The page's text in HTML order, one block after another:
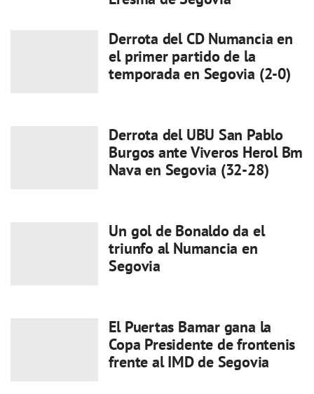
Derrota del CD Numancia en
el primer partido de la
temporada en Segovia (2-0)
Derrota del UBU San Pablo
Burgos ante Viveros Herol Bm
Nava en Segovia (32-28)
Un gol de Bonaldo da el
triunfo al Numancia en
Segovia
El Puertas Bamar gana la
Copa Presidente de frontenis
frente al IMD de Segovia